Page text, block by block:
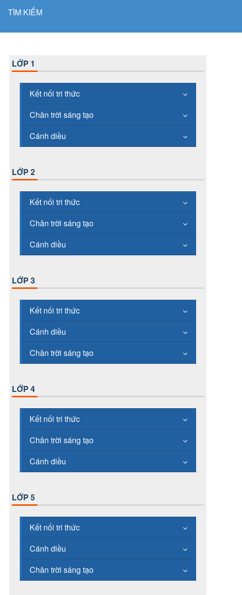
TÌM KIẾM
LỚP 1
Kết nối tri thức
Chân trời sáng tạo
Cánh diều
LỚP 2
Kết nối tri thức
Chân trời sáng tạo
Cánh diều
LỚP 3
Kết nối tri thức
Cánh diều
Chân trời sáng tạo
LỚP 4
Kết nối tri thức
Chân trời sáng tạo
Cánh diều
LỚP 5
Kết nối tri thức
Cánh diều
Chân trời sáng tạo